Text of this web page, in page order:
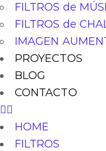
FILTROS de
FILTROS de
IMAGEN
PROYECTOS
BLOG
CONTACTO
HOME
FILTROS